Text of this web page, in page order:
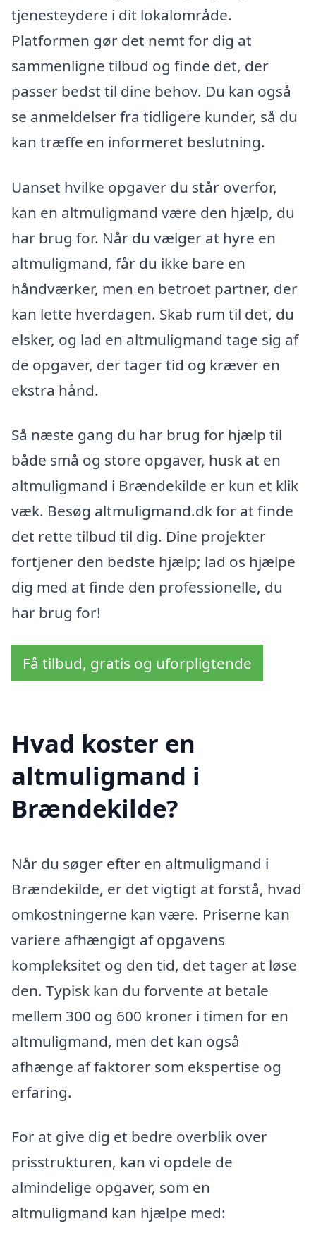
tjenesteydere i dit lokalområde.
Platformen gør det nemt for dig at
sammenligne tilbud og finde det, der
passer bedst til dine behov. Du kan også
se anmeldelser fra tidligere kunder, så du
kan træffe en informeret beslutning.
Uanset hvilke opgaver du står overfor,
kan en altmuligmand være den hjælp, du
har brug for. Når du vælger at hyre en
altmuligmand, får du ikke bare en
håndværker, men en betroet partner, der
kan lette hverdagen. Skab rum til det, du
elsker, og lad en altmuligmand tage sig af
de opgaver, der tager tid og kræver en
ekstra hånd.
Så næste gang du har brug for hjælp til
både små og store opgaver, husk at en
altmuligmand i Brændekilde er kun et klik
væk. Besøg altmuligmand.dk for at finde
det rette tilbud til dig. Dine projekter
fortjener den bedste hjælp; lad os hjælpe
dig med at finde den professionelle, du
har brug for!
Få tilbud, gratis og uforpligtende
Hvad koster en
altmuligmand i
Brændekilde?
Når du søger efter en altmuligmand i
Brændekilde, er det vigtigt at forstå, hvad
omkostningerne kan være. Priserne kan
variere afhængigt af opgavens
kompleksitet og den tid, det tager at løse
den. Typisk kan du forvente at betale
mellem 300 og 600 kroner i timen for en
altmuligmand, men det kan også
afhænge af faktorer som ekspertise og
erfaring.
For at give dig et bedre overblik over
prisstrukturen, kan vi opdele de
almindelige opgaver, som en
altmuligmand kan hjælpe med: